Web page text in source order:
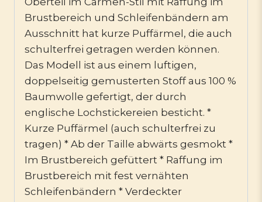
Brustbereich und Schleifenbändern am
Ausschnitt hat kurze Puffärmel, die auch
schulterfrei getragen werden können.
Das Modell ist aus einem luftigen,
doppelseitig gemusterten Stoff aus 100 %
Baumwolle gefertigt, der durch
englische Lochstickereien besticht. *
Kurze Puffärmel (auch schulterfrei zu
tragen) * Ab der Taille abwärts gesmokt *
Im Brustbereich gefüttert * Raffung im
Brustbereich mit fest vernähten
Schleifenbändern * Verdeckter